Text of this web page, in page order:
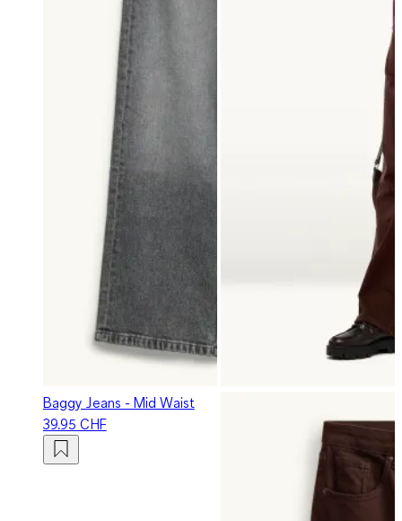
Baggy Jeans - Mid Waist
39.95 CHF